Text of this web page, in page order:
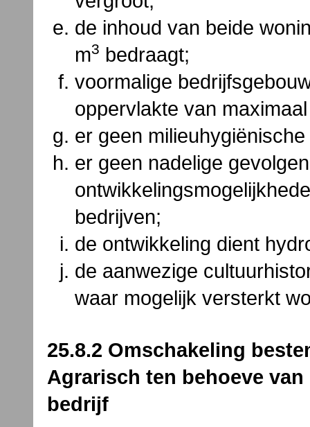
de inhoud van beide
m3 bedraagt;
voormalige
oppervlakte van
er geen
er geen nadelige
bedrijven;
de ontwikkeling dient
de aanwezige
waar mogelijk versterkt
25.8.2 Omschakeling
Agrarisch ten behoeve
bedrijf